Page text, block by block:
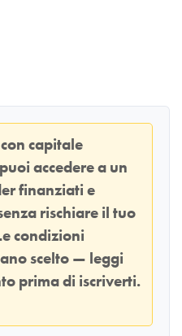
capitale
puoi accedere a un
finanziati e
rischiare il tuo
condizioni
scelto — leggi
prima di iscriverti.